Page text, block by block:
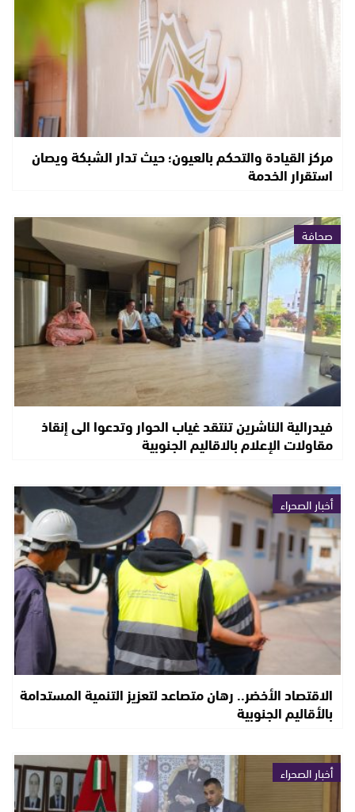
مركز القيادة والتحكم بالعيون؛ حيث تدار الشبكة ويصان
استقرار الخدمة
صحافة
فيدرالية الناشرين تنتقد غياب الحوار وتدعوا الى إنقاذ
مقاولات الإعلام بالاقاليم الجنوبية
أخبار الصحراء
الاقتصاد الأخضر.. رهان متصاعد لتعزيز التنمية المستدامة
بالأقاليم الجنوبية
أخبار الصحراء